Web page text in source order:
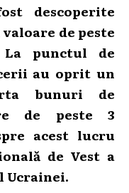
descoperite
de peste
La punctul de
au oprit un
bunuri de
de peste 3
acest lucru
de Vest a
Ucrainei.